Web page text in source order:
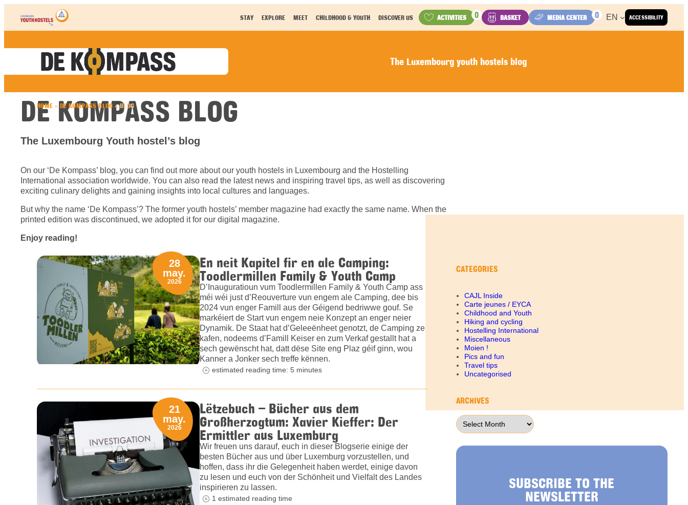
ACCESSIBILITY
STAY EXPLORE MEET CHILDHOOD & YOUTH DISCOVER US ACTIVITIES 0 BASKET MEDIA CENTER 0 EN
The Luxembourg youth hostels blog
HOME » DE KOMPASS BLOG »BLOG
DE KOMPASS BLOG
The Luxembourg Youth hostel’s blog
On our ‘De Kompass’ blog, you can find out more about our youth hostels in Luxembourg and the Hostelling
International association worldwide. You can also read the latest news and inspiring travel tips, as well as discovering
exciting culinary delights and gaining insights into local cultures and languages.
But why the name ‘De Kompass’? The former youth hostels’ member magazine had exactly the same name. When the
printed edition was discontinued, we adopted it for our digital magazine.
Enjoy reading!
En neit Kapitel fir en ale Camping:
Toodlermillen Family & Youth Camp
D’Inauguratioun vum Toodlermillen Family & Youth Camp ass
méi wéi just d’Reouverture vun engem ale Camping, dee bis
2024 vun enger Famill aus der Géigend bedriwwe gouf. Se
markéiert de Start vun engem neie Konzept an enger neier
Dynamik. De Staat hat d’Geleeënheet genotzt, de Camping ze
kafen, nodeems d’Famill Keiser en zum Verkaf gestallt hat a
sech gewënscht hat, datt dëse Site eng Plaz géif ginn, wou
Kanner a Jonker sech treffe kënnen.
28
may.
2026
estimated reading time: 5 minutes
Lëtzebuch – Bücher aus dem
Großherzogtum: Xavier Kieffer: Der
Ermittler aus Luxemburg
Wir freuen uns darauf, euch in dieser Blogserie einige der
besten Bücher aus und über Luxemburg vorzustellen, und
hoffen, dass ihr die Gelegenheit haben werdet, einige davon
zu lesen und euch von der Schönheit und Vielfalt des Landes
inspirieren zu lassen.
21
may.
2026
1 estimated reading time
CATEGORIES
CAJL Inside
Carte jeunes / EYCA
Childhood and Youth
Hiking and cycling
Hostelling International
Miscellaneous
Moien !
Pics and fun
Travel tips
Uncategorised
ARCHIVES
Archives
SUBSCRIBE TO THE
NEWSLETTER